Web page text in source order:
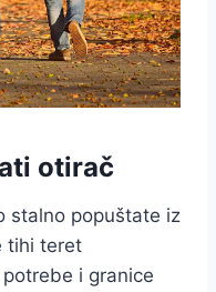
otirač
stalno popuštate iz
tihi teret
i granice